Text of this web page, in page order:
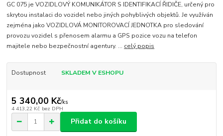
GC 075 je VOZIDLOVÝ KOMUNIKÁTOR S IDENTIFIKACÍ ŘIDIČE, určený pro
skrytou instalaci do vozidel nebo jiných pohyblivých objektů. Je využíván
zejména jako VOZIDLOVÁ MONITOROVACÍ JEDNOTKA pro sledování
provozu vozidel s přenosem alarmu a GPS pozice vozu na telefon
majitele nebo bezpečnostní agentury. ... celý popis
Dostupnost SKLADEM V ESHOPU
5 340,00 Kč/ks
4 413,22 Kč bez DPH
Přidat do košíku